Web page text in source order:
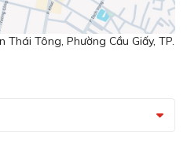
Thái Tông, Phường Cầu Giấy, TP.